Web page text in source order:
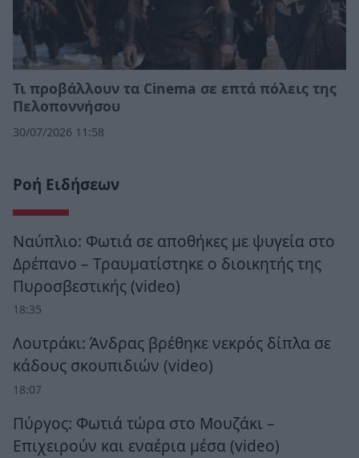
Τι προβάλλουν τα Cinema σε επτά πόλεις της
Πελοποννήσου
30/07/2026 11:58
Ροή Ειδήσεων
Ναύπλιο: Φωτιά σε αποθήκες με ψυγεία στο
Δρέπανο – Τραυματίστηκε ο διοικητής της
Πυροσβεστικής (video)
18:35
Λουτράκι: Άνδρας βρέθηκε νεκρός δίπλα σε
κάδους σκουπιδιών (video)
18:07
Πύργος: Φωτιά τώρα στο Μουζάκι –
Επιχειρούν και εναέρια μέσα (video)